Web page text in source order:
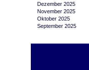
Dezember 2025
November 2025
Oktober 2025
September 2025